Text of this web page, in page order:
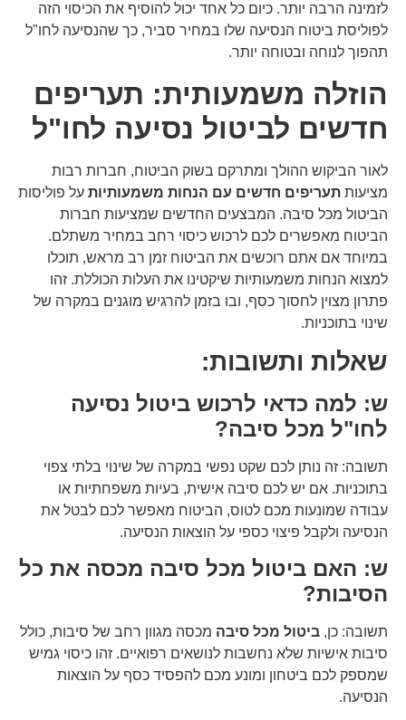
לזמינה הרבה יותר. כיום כל אחד יכול להוסיף את הכיסוי הזה
לפוליסת ביטוח הנסיעה שלו במחיר סביר, כך שהנסיעה לחו"ל
תהפוך לנוחה ובטוחה יותר.
הוזלה משמעותית: תעריפים
חדשים לביטול נסיעה לחו"ל
לאור הביקוש ההולך ומתרקם בשוק הביטוח, חברות רבות
מציעות תעריפים חדשים עם הנחות משמעותיותעל פוליסות
הביטול מכל סיבה. המבצעים החדשים שמציעות חברות
הביטוח מאפשרים לכם לרכוש כיסוי רחב במחיר משתלם.
במיוחד אם אתם רוכשים את הביטוח זמן רב מראש, תוכלו
למצוא הנחות משמעותיות שיקטינו את העלות הכוללת. זהו
פתרון מצוין לחסוך כסף, ובו בזמן להרגיש מוגנים במקרה של
שינוי בתוכניות.
שאלות ותשובות:
ש: למה כדאי לרכוש ביטול נסיעה
לחו"ל מכל סיבה?
תשובה: זה נותן לכם שקט נפשי במקרה של שינוי בלתי צפוי
בתוכניות. אם יש לכם סיבה אישית, בעיות משפחתיות או
עבודה שמונעות מכם לטוס, הביטוח מאפשר לכם לבטל את
הנסיעה ולקבל פיצוי כספי על הוצאות הנסיעה.
ש: האם ביטול מכל סיבה מכסה את כל
הסיבות?
תשובה: כן, ביטול מכל סיבהמכסה מגוון רחב של סיבות, כולל
סיבות אישיות שלא נחשבות לנושאים רפואיים. זהו כיסוי גמיש
שמספק לכם ביטחון ומונע מכם להפסיד כסף על הוצאות
הנסיעה.